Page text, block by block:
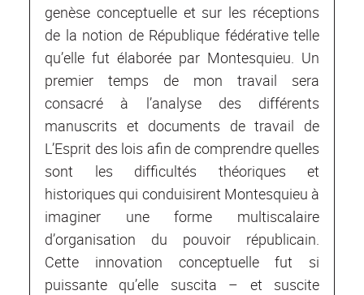
genèse conceptuelle et sur les réceptions
de la notion de République fédérative telle
qu’elle fut élaborée par Montesquieu. Un
premier temps de mon travail sera
consacré à l’analyse des différents
manuscrits et documents de travail de
L’Esprit des lois afin de comprendre quelles
sont les difficultés théoriques et
historiques qui conduisirent Montesquieu à
imaginer une forme multiscalaire
d’organisation du pouvoir républicain.
Cette innovation conceptuelle fut si
puissante qu’elle suscita – et suscite